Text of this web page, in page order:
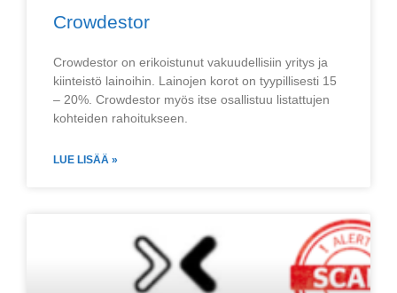
Crowdestor
Crowdestor on erikoistunut vakuudellisiin yritys ja
kiinteistö lainoihin. Lainojen korot on tyypillisesti 15
– 20%. Crowdestor myös itse osallistuu listattujen
kohteiden rahoitukseen.
LUE LISÄÄ »